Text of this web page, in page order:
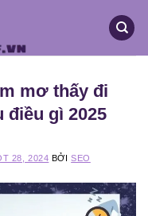
mơ thấy đi
điều gì 2025
28, 2024 BỞISEO